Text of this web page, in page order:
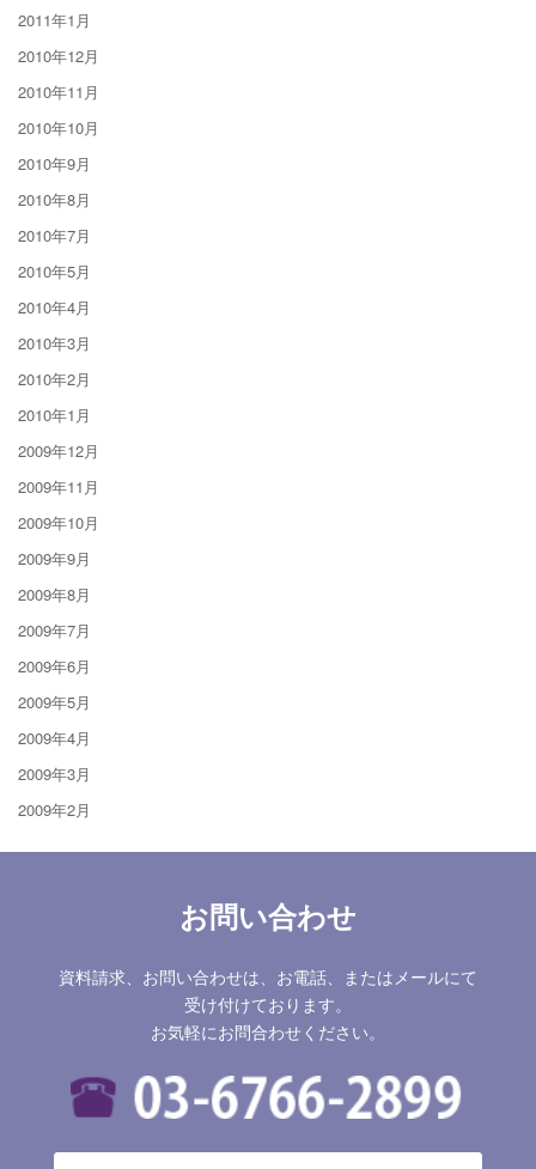
2011年1月
2010年12月
2010年11月
2010年10月
2010年9月
2010年8月
2010年7月
2010年5月
2010年4月
2010年3月
2010年2月
2010年1月
2009年12月
2009年11月
2009年10月
2009年9月
2009年8月
2009年7月
2009年6月
2009年5月
2009年4月
2009年3月
2009年2月
お問い合わせ
資料請求、お問い合わせは、お電話、またはメールにて
受け付けております。
お気軽にお問合わせください。